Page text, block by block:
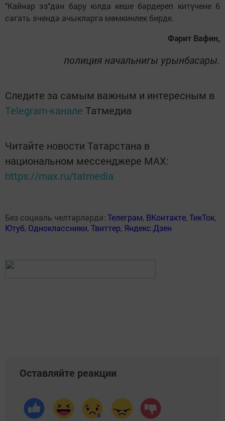
"Кайнар эз"дән бару юлда кеше бәрдереп китүчене 6
сәгать эчендә ачыкларга мөмкинлек бирде.
Фәрит Вафин,
полиция начальнигы урынбасары.
Следите за самым важным и интересным в
Telegram-канале Татмедиа
Читайте новости Татарстана в
национальном мессенджере MАХ:
https://max.ru/tatmedia
Без социаль челтәрләрдә: Телеграм, ВКонтакте,ТикТок,
Ютуб, Одноклассники,Твиттер, Яндекс.Дзен
Оставляйте реакции